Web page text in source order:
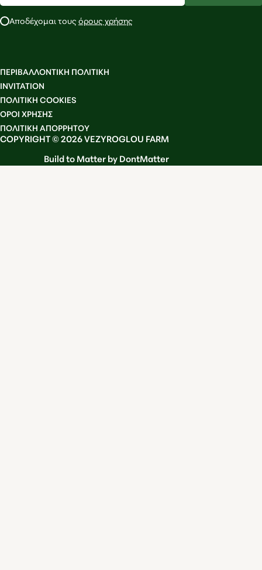
Αποδέχομαι τους όρους χρήσης
ΠΕΡΙΒΑΛΛΟΝΤΙΚΗ ΠΟΛΙΤΙΚΗ
INVITATION
ΠΟΛΙΤΙΚΗ COOKIES
OΡΟΙ ΧΡΗΣΗΣ
ΠΟΛΙΤΙΚΗ ΑΠΟΡΡΗΤΟΥ
COPYRIGHT © 2026 VEZYROGLOU FARM
Build to Matter by DontMatter